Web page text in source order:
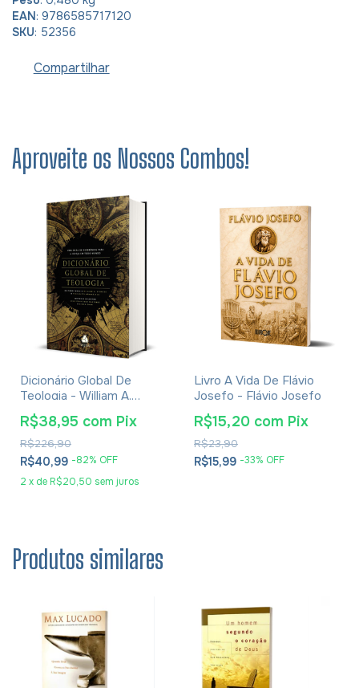
EAN: 9786585717120
SKU: 52356
Compartilhar
Aproveite os Nossos Combos!
Dicionário Global De
Teologia - William A.
Dyrness
R$40,99 -82% OFF
2 x de R$20,50 sem juros
R$226,90
R$38,95 com Pix
Livro A Vida De Flávio
Josefo - Flávio Josefo
R$15,99 -33% OFF
R$23,90
R$15,20 com Pix
Produtos similares